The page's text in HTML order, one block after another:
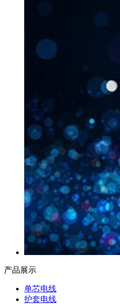
产品展示
单芯电线
护套电线